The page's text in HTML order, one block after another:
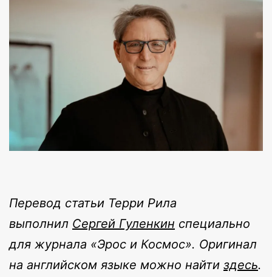
Перевод статьи Терри Рила
выполнил Сергей Гуленкин специально
для журнала «Эрос и Космос». Оригинал
на английском языке можно найти здесь.